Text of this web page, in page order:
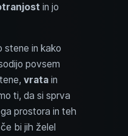
in jo
stene in kako
povsem
vrata in
ti, da si sprva
prostora in teh
bi jih želel